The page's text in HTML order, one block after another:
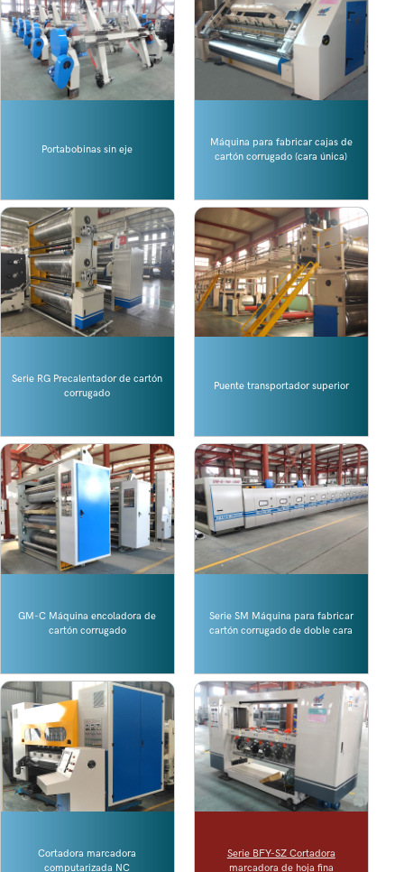
Portabobinas sin eje
Máquina para fabricar cajas de
cartón corrugado (cara única)
Serie RG Precalentador de cartón
corrugado
Puente transportador superior
GM-C Máquina encoladora de
cartón corrugado
Serie SM Máquina para fabricar
cartón corrugado de doble cara
Cortadora marcadora
computarizada NC
Serie BFY-SZ Cortadora
marcadora de hoja fina